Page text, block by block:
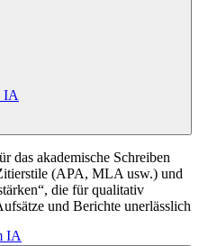
IA
IA
das akademische Schreiben
(APA, MLA usw.) und
die für qualitativ
und Berichte unerlässlich